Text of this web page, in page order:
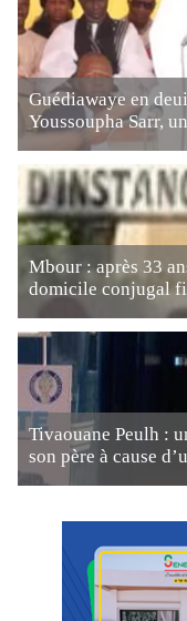
Guédiawaye en
Youssoupha Sarr,
Mbour : après 33
domicile conjugal
Tivaouane Peulh :
son père à cause